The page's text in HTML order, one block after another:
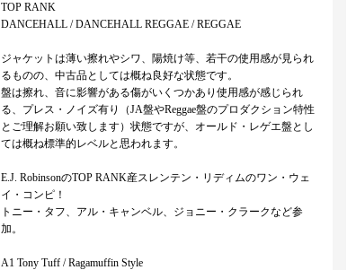
TOP RANK
DANCEHALL / DANCEHALL REGGAE / REGGAE
ジャケットは薄い擦れやシワ、陽焼け等、若干の使用感が見られ
るものの、中古品としては概ね良好な状態です。
盤は擦れ、音に影響がある傷がいくつかあり使用感が感じられ
る、プレス・ノイズ有り（JA盤やReggae盤のプロダクション特性
とご理解お願い致します）状態ですが、オールド・レゲエ盤とし
ては概ね標準的レベルと思われます。
E.J. RobinsonのTOP RANK産スレンテン・リディムのワン・ウェ
イ・コンピ！
トニー・タフ、アル・キャンベル、ジョニー・クラークなど参
加。
A1 Tony Tuff / Ragamuffin Style